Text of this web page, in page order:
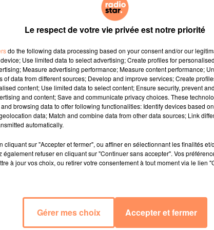
saison très attendue sur TF1. Rappelons
l'édition de DALS avait dû être annulée dans
de Télé Loisirs, la production met les petits plats
qu'un casting de rêve !
Combal rempile à l'animation... sans Karine
côté du jury, ça bouge encore un peu plus.
fois d'un adorable petit garçon dont le prénom
les performances des candidats, tout
Enfin, rappelons que Patrick Dupond est
de 61 ans...
depuis la toute première saison de DALS,
de Paris, devrait rejoindre le jury, tout
cette prochaine édition de Danse avec les stars
fois le concours de TF1 (saison 5 avec son
Laurent Maistret et saison 9 avec Clément
devient jurée, une nouvelle danseuse
Le respect de votre vie privée est notre priorité
do the following data processing based on your consent and/or our
Use limited data to select advertising; Create profiles for
Measure advertising performance; Measure content performance;
of data from different sources; Develop and improve services; Create
content; Use limited data to select content; Ensure security, prevent
and content; Save and communicate privacy choices. These
browsing data to offer following functionalities: Identify devices based
data; Match and combine data from other data sources; Link
automatically.
cliquant sur "Accepter et fermer", ou affiner en sélectionnant les finalités
également refuser en cliquant sur "Continuer sans accepter". Vos
à jour vos choix, ou retirer votre consentement à tout moment via le lien
Gérer mes choix Accepter et fermer